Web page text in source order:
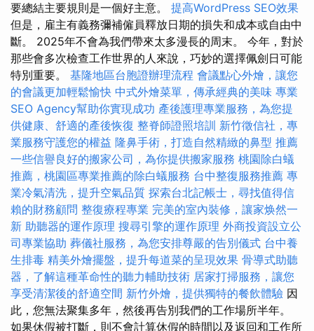
要總結主要規則是一個好主意。 提高WordPress SEO效果
但是，雇主有義務彌補僱員釋放日期的損失和成本或自由中
斷。 2025年不會為我們帶來太多漫長的周末。 今年，對於
那些會多次檢查工作世界的人來說，巧妙的選擇佩劍日可能
特別重要。 基隆地區台胞證辦理流程 會議點心外燴，讓您
的會議更加輕鬆愉快 中式外燴菜單，傳承經典的美味 專業
SEO Agency幫助你實現成功 產後護理專業服務，為您提
供健康、舒適的產後恢復 整脊師證照培訓 新竹徵信社，專
業服務守護您的權益 隆鼻手術，打造自然精緻的鼻型 推薦
一些信譽良好的搬家公司，為你提供搬家服務 桃園除白蟻
推薦，桃園區專業推薦的除白蟻服務 台中整復服務推薦 專
業冷氣清洗，提升空氣品質 探索台北記帳士，尋找值得信
賴的財務顧問 整復療程專業 完美的室內裝修，讓家焕然一
新 助聽器的運作原理 搜尋引擎的運作原理 外商投資設立公
司專業協助 葬儀社服務，為您安排尊嚴的告別儀式 台中養
生排毒 精美外燴擺盤，提升每道菜的呈現效果 骨導式助聽
器，了解這種革命性的聽力輔助技術 居家打掃服務，讓您
享受清潔後的舒適空間 新竹外燴，提供獨特的餐飲體驗 因
此，您無法聚集多年，然後再告別我們的工作場所半年。
如果休假被打斷，則不會計算休假的時間以及返回和工作所